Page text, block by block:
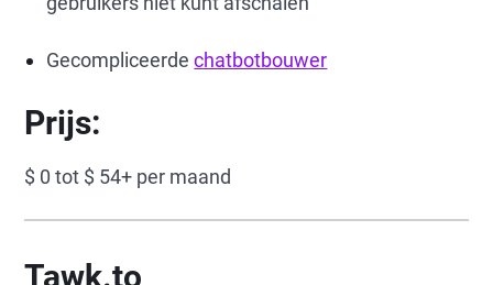
Gecompliceerdechatbotbouwer
Prijs:
$ 0 tot $ 54+ per maand
Tawk.to